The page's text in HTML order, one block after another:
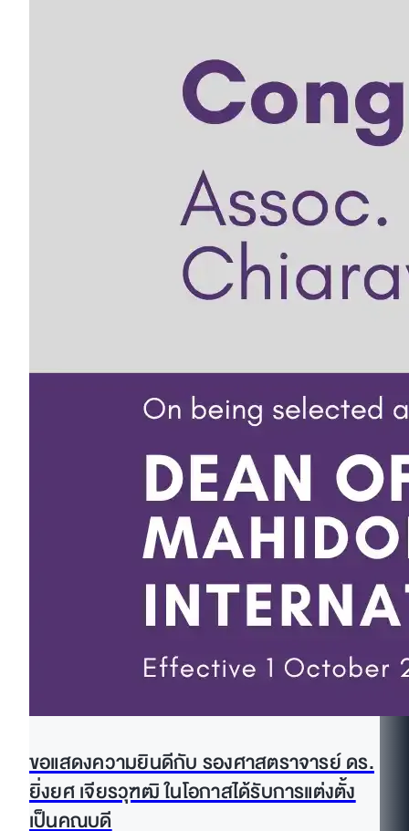
ขอแสดงความยินดีกับ รองศาสตราจารย์ ดร.
ยิ่งยศ เจียรวุฑฒิ ในโอกาสได้รับการแต่งตั้ง
เป็นคณบดี